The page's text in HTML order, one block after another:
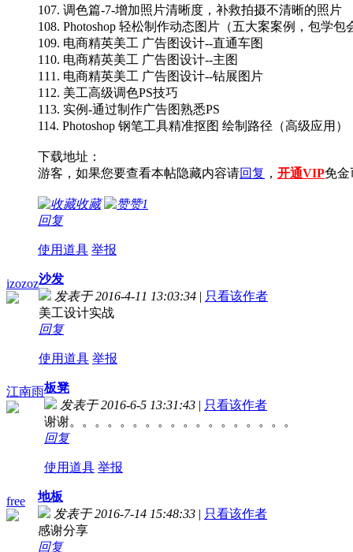
107. 调色篇-7-增加照片清晰度，补救拍摄不清晰的照片
108. Photoshop 轻松制作动态图片（五大案案例，包学包
109. 电商精英美工 广告图设计--直通车图
110. 电商精英美工 广告图设计--主图
111. 电商精英美工 广告图设计--钻展图片
112. 美工高级调色PS技巧
113. 实例-通过制作广告图熟悉PS
114. Photoshop 钢笔工具精准抠图 绘制路径（高级应用）
下载地址：
游客，如果您要查看本帖隐藏内容请回复 ， 开通VIP免金
收藏 赞1
回复
使用道具 举报
izozoz沙发
发表于 2016-4-11 13:03:34 | 只看该作者
美工设计实战
回复
使用道具 举报
江南雨板凳
发表于 2016-6-5 13:31:43 | 只看该作者
谢谢。。。。。。。。。。。。。。。。。。
回复
使用道具 举报
free
地板
发表于 2016-7-14 15:48:33 | 只看该作者
感谢分享
回复